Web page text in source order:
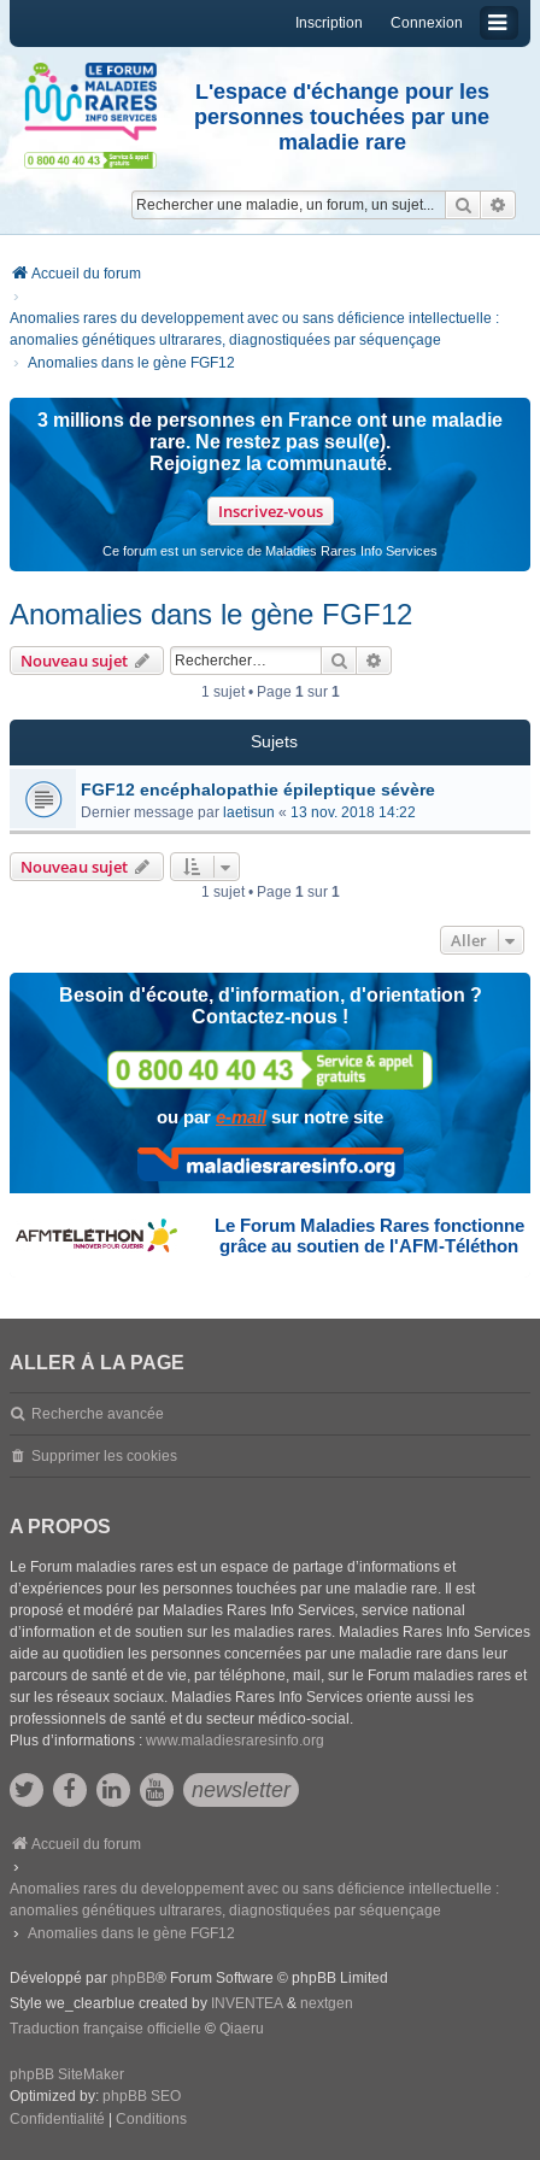
Connexion
Inscription
L'espace d'échange pour les
personnes touchées par une
maladie rare
Accueil du forum
Anomalies rares du developpement avec ou sans déficience intellectuelle :
anomalies génétiques ultrarares, diagnostiquées par séquençage
Anomalies dans le gène FGF12
3 millions de personnes en France ont une maladie
rare. Ne restez pas seul(e).
Rejoignez la communauté.
Inscrivez-vous
Ce forum est un service de Maladies Rares Info Services
Anomalies dans le gène FGF12
Nouveau sujet Rechercher
1 sujet • Page 1sur 1
Sujets
FGF12 encéphalopathie épileptique sévère
Dernier message par laetisun « 13 nov. 2018 14:22
Nouveau sujet
1 sujet • Page 1sur 1
Aller
Besoin d'écoute, d'information, d'orientation ?
Contactez-nous !
ou pare-mailsur notre site
Le Forum Maladies Rares fonctionne
grâce au soutien de l'AFM-Téléthon
ALLER À LA PAGE
Recherche avancée
Supprimer les cookies
A PROPOS
Le Forum maladies rares est un espace de partage d’informations et
d’expériences pour les personnes touchées par une maladie rare. Il est
proposé et modéré par Maladies Rares Info Services, service national
d’information et de soutien sur les maladies rares. Maladies Rares Info Services
aide au quotidien les personnes concernées par une maladie rare dans leur
parcours de santé et de vie, par téléphone, mail, sur le Forum maladies rares et
sur les réseaux sociaux. Maladies Rares Info Services oriente aussi les
professionnels de santé et du secteur médico-social.
Plus d’informations : www.maladiesraresinfo.org
newsletter
Accueil du forum
Anomalies rares du developpement avec ou sans déficience intellectuelle :
anomalies génétiques ultrarares, diagnostiquées par séquençage
Anomalies dans le gène FGF12
Développé par phpBB® Forum Software © phpBB Limited
Style we_clearblue created by INVENTEA & nextgen
Traduction française officielle © Qiaeru
phpBB SiteMaker
Optimized by: phpBB SEO
Confidentialité
Conditions